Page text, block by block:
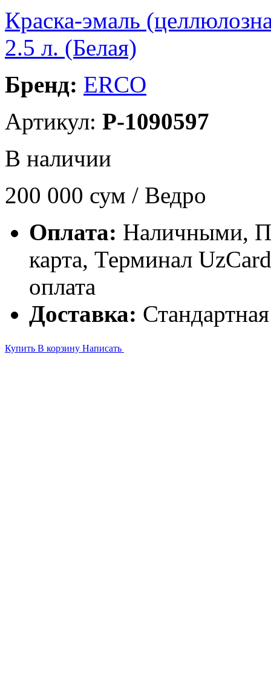
Краска-эмаль
2.5 л. (Белая)
Бренд: ERCO
Артикул: P-1090597
В наличии
200 000 сум / Ведро
Оплата: Наличными,
карта, Терминал
оплата
Доставка:
Купить В корзину Написать